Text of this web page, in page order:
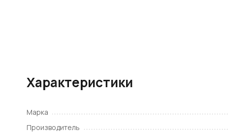
Характеристики
Марка
Производитель